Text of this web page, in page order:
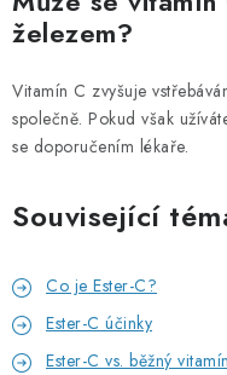
železem?
Vitamín C zvyšuje
společně. Pokud však
se doporučením lékaře.
Související
Co je Ester-C?
Ester-C účinky
Ester-C vs. běžný